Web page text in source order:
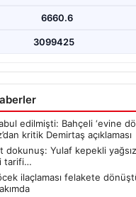
6660.6
3099425
edilmişti: Bahçeli ‘evine
kritik Demirtaş açıklaması
dokunuş: Yulaf kepekli
tarifi…
ilaçlaması felakete